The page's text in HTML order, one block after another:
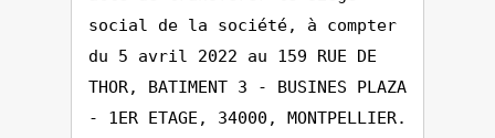
social de la société, à compter
du 5 avril 2022 au 159 RUE DE
THOR, BATIMENT 3 - BUSINES PLAZA
- 1ER ETAGE, 34000, MONTPELLIER.